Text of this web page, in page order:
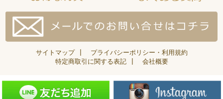
サイトマップ| プライバシーポリシー・利用規約
特定商取引に関する表記| 会社概要